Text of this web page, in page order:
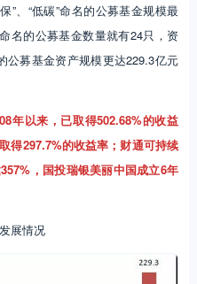
”、“低碳”命名的公募基金规模最
名的公募基金数量就有24只，资
公募基金资产规模更达229.3亿元
年以来，已取得502.68%的收益
得297.7%的收益率；财通可持续
，国投瑞银美丽中国成立6年
展情况